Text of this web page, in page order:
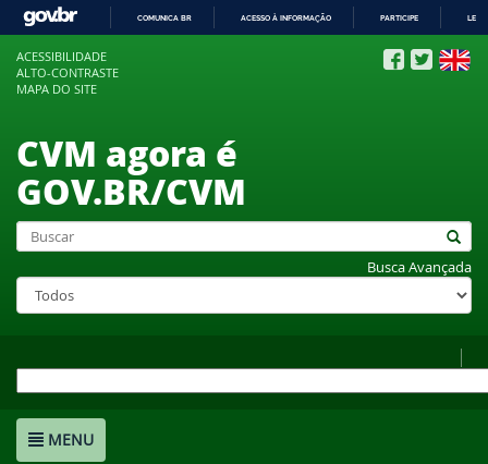
COMUNICA BR ACESSO À INFORMAÇÃO PARTICIPE
ACESSIBILIDADE
ALTO-CONTRASTE
MAPA DO SITE
CVM agora é
GOV.BR/CVM
Busca Avançada
MENU